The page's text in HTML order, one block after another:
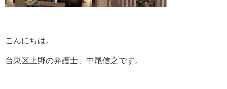
こんにちは。
台東区上野の弁護士、中尾信之です。